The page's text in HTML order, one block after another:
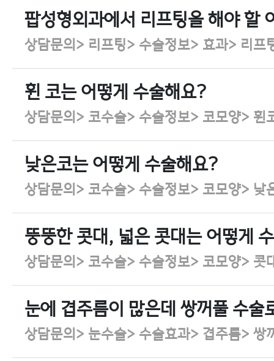
팝성형외과에서 리프팅을 해야 할
상담문의> 리프팅> 수술정보> 효과> 리프
휜 코는 어떻게 수술해요?
상담문의> 코수술> 수술정보> 코모양> 휜
낮은코는 어떻게 수술해요?
상담문의> 코수술> 수술정보> 코모양> 낮
뚱뚱한 콧대, 넓은 콧대는 어떻게
상담문의> 코수술> 수술정보> 코모양> 콧
눈에 겹주름이 많은데 쌍꺼풀 수술
상담문의> 눈수술> 수술효과> 겹주름> 쌍